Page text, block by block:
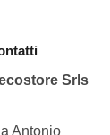
Srls
Antonio